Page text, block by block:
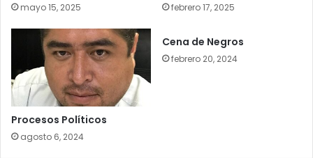
mayo 15, 2025 febrero 17, 2025
Procesos Políticos
agosto 6, 2024
Cena de Negros
febrero 20, 2024